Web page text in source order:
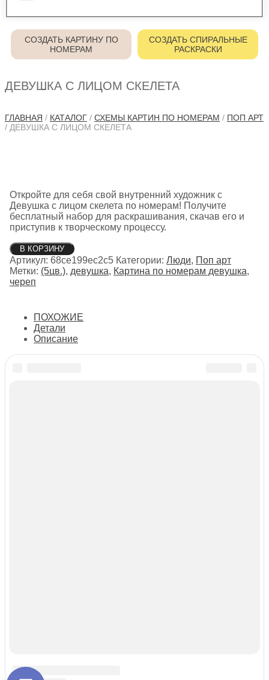
СОЗДАТЬ КАРТИНУ ПО
НОМЕРАМ
СОЗДАТЬ СПИРАЛЬНЫЕ
РАСКРАСКИ
ДЕВУШКА С ЛИЦОМ СКЕЛЕТА
ГЛАВНАЯ / КАТАЛОГ / СХЕМЫ КАРТИН ПО НОМЕРАМ / ПОП АРТ
/ ДЕВУШКА С ЛИЦОМ СКЕЛЕТА
Откройте для себя свой внутренний художник с
Девушка с лицом скелета по номерам! Получите
бесплатный набор для раскрашивания, скачав его и
приступив к творческому процессу.
Количество
товара
Девушка
с
лицом
В КОРЗИНУ
Артикул: 68ce199ec2c5 Категории: Люди, Поп арт
Метки: (5цв.), девушка, Картина по номерам девушка,
череп
ПОХОЖИЕ
Детали
Описание